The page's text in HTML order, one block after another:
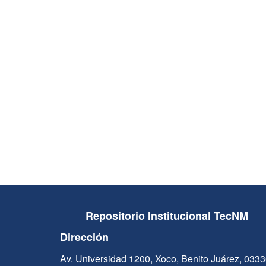
Repositorio Institucional TecNM
Dirección
Av. Universidad 1200, Xoco, Benito Juárez,